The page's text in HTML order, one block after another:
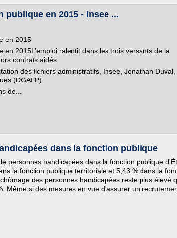
publique en 2015 - Insee ...
en 2015
en 2015L'emploi ralentit dans les trois versants de la
contrats aidés
des fichiers administratifs, Insee, Jonathan Duval,
(DGAFP)
de...
dans la fonction publique
personnes handicapées dans la fonction publique
la fonction publique territoriale et 5,43 % dans la
des personnes handicapées reste plus élevé
Même si des mesures en vue d'assurer un